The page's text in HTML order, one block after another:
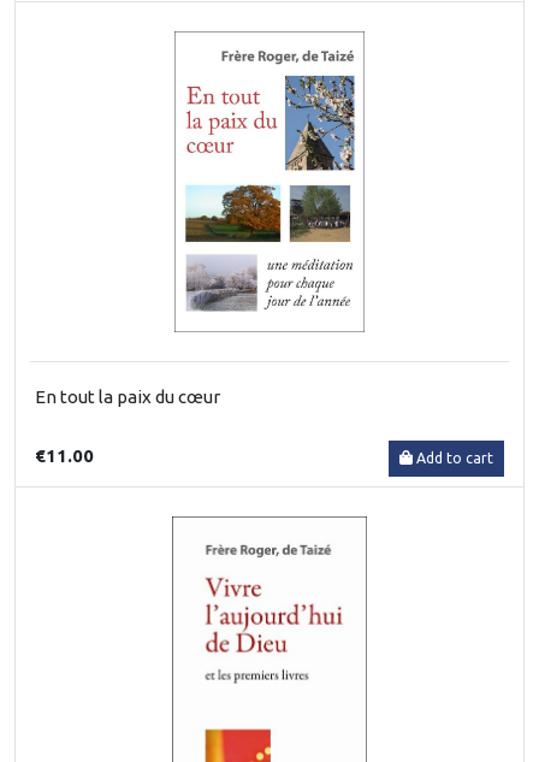
En tout la paix du cœur
€11.00 Add to cart